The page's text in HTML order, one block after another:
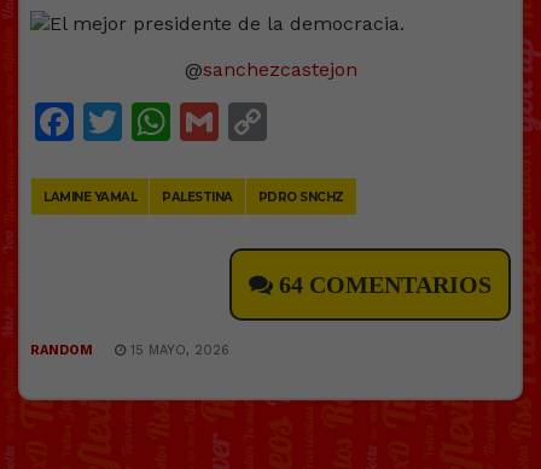
@sanchezcastejon
Facebook
Twitter
WhatsApp
Gmail
LAMINE YAMAL PALESTINA PDRO SNCHZ
64 COMENTARIOS
RANDOM 15 MAYO, 2026